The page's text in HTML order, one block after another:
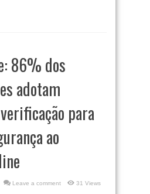
86% dos
adotam
para
ao
Leave a comment 31 Views